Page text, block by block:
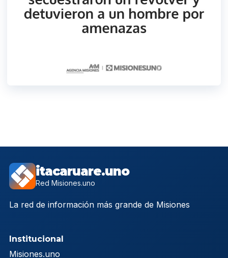
itacaruare.uno
Red Misiones.uno
La red de información más grande de Misiones
Institucional
Misiones.uno